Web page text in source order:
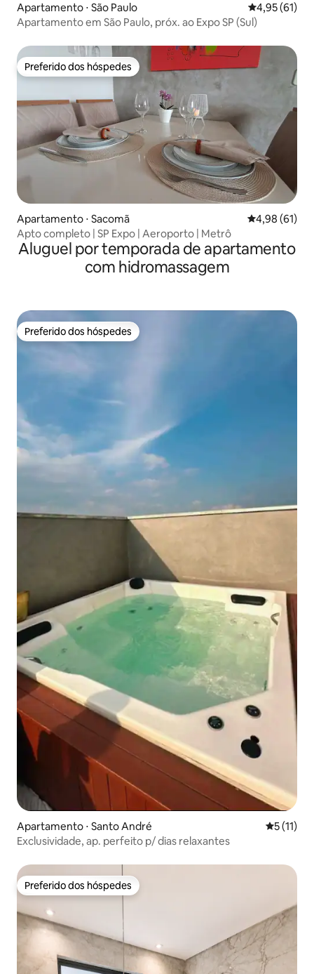
Apartamento ⋅ São Paulo 4,95 de uma
4,95 (61)
Apartamento em São Paulo, próx. ao Expo SP (Sul)
Preferido dos hóspedes
Preferido dos hóspedes
Apartamento ⋅ Sacomã 4,98 de uma
4,98 (61)
Apto completo | SP Expo | Aeroporto | Metrô
Aluguel por temporada de apartamento
com hidromassagem
Preferido dos hóspedes
Preferido dos hóspedes
Apartamento ⋅ Santo André 5 de uma
5 (11)
Exclusividade, ap. perfeito p/ dias relaxantes
Preferido dos hóspedes
Preferido dos hóspedes